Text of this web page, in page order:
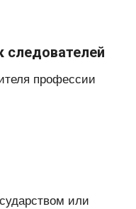
следователей
профессии
или